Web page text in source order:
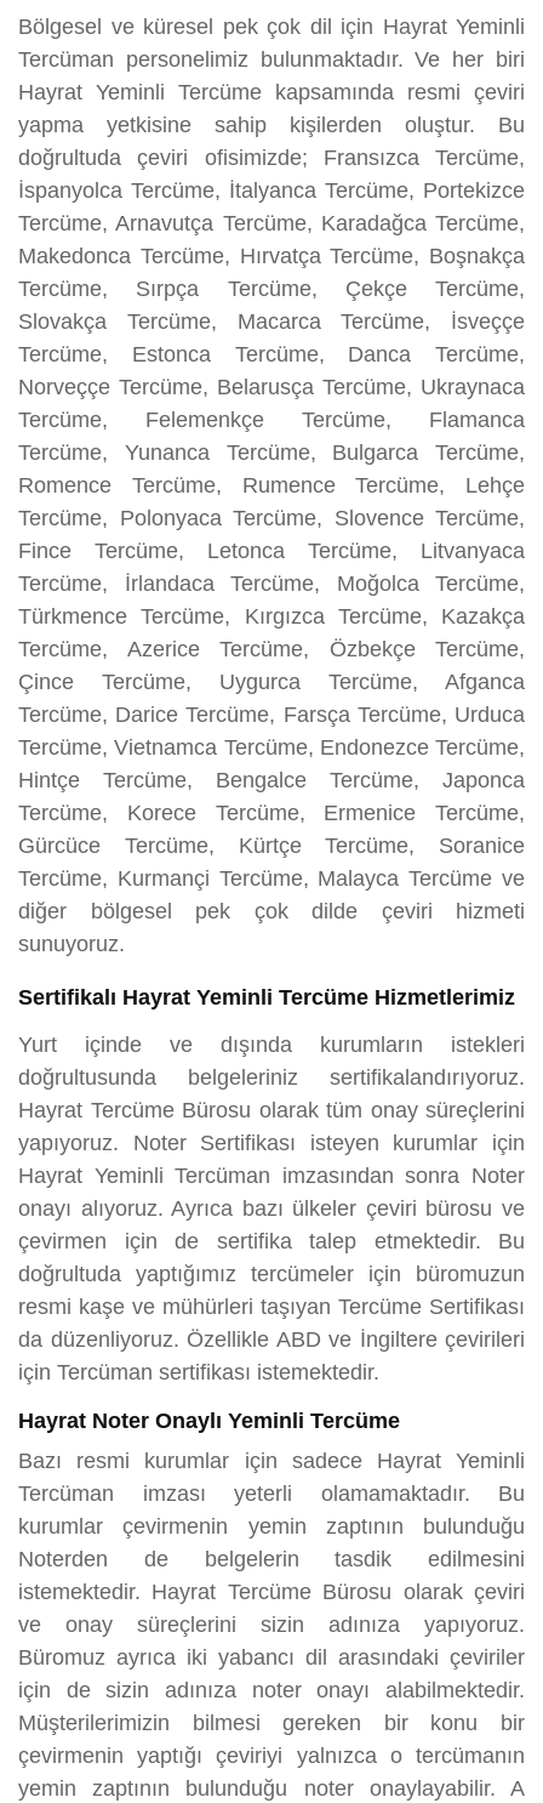
Bölgesel ve küresel pek çok dil için Hayrat Yeminli
Tercüman personelimiz bulunmaktadır. Ve her biri
Hayrat Yeminli Tercüme kapsamında resmi çeviri
yapma yetkisine sahip kişilerden oluştur. Bu
doğrultuda çeviri ofisimizde; Fransızca Tercüme,
İspanyolca Tercüme, İtalyanca Tercüme, Portekizce
Tercüme, Arnavutça Tercüme, Karadağca Tercüme,
Makedonca Tercüme, Hırvatça Tercüme, Boşnakça
Tercüme, Sırpça Tercüme, Çekçe Tercüme,
Slovakça Tercüme, Macarca Tercüme, İsveççe
Tercüme, Estonca Tercüme, Danca Tercüme,
Norveççe Tercüme, Belarusça Tercüme, Ukraynaca
Tercüme, Felemenkçe Tercüme, Flamanca
Tercüme, Yunanca Tercüme, Bulgarca Tercüme,
Romence Tercüme, Rumence Tercüme, Lehçe
Tercüme, Polonyaca Tercüme, Slovence Tercüme,
Fince Tercüme, Letonca Tercüme, Litvanyaca
Tercüme, İrlandaca Tercüme, Moğolca Tercüme,
Türkmence Tercüme, Kırgızca Tercüme, Kazakça
Tercüme, Azerice Tercüme, Özbekçe Tercüme,
Çince Tercüme, Uygurca Tercüme, Afganca
Tercüme, Darice Tercüme, Farsça Tercüme, Urduca
Tercüme, Vietnamca Tercüme, Endonezce Tercüme,
Hintçe Tercüme, Bengalce Tercüme, Japonca
Tercüme, Korece Tercüme, Ermenice Tercüme,
Gürcüce Tercüme, Kürtçe Tercüme, Soranice
Tercüme, Kurmançi Tercüme, Malayca Tercüme ve
diğer bölgesel pek çok dilde çeviri hizmeti
sunuyoruz.
Sertifikalı Hayrat Yeminli Tercüme Hizmetlerimiz
Yurt içinde ve dışında kurumların istekleri
doğrultusunda belgeleriniz sertifikalandırıyoruz.
Hayrat Tercüme Bürosu olarak tüm onay süreçlerini
yapıyoruz. Noter Sertifikası isteyen kurumlar için
Hayrat Yeminli Tercüman imzasından sonra Noter
onayı alıyoruz. Ayrıca bazı ülkeler çeviri bürosu ve
çevirmen için de sertifika talep etmektedir. Bu
doğrultuda yaptığımız tercümeler için büromuzun
resmi kaşe ve mühürleri taşıyan Tercüme Sertifikası
da düzenliyoruz. Özellikle ABD ve İngiltere çevirileri
için Tercüman sertifikası istemektedir.
Hayrat Noter Onaylı Yeminli Tercüme
Bazı resmi kurumlar için sadece Hayrat Yeminli
Tercüman imzası yeterli olamamaktadır. Bu
kurumlar çevirmenin yemin zaptının bulunduğu
Noterden de belgelerin tasdik edilmesini
istemektedir. Hayrat Tercüme Bürosu olarak çeviri
ve onay süreçlerini sizin adınıza yapıyoruz.
Büromuz ayrıca iki yabancı dil arasındaki çeviriler
için de sizin adınıza noter onayı alabilmektedir.
Müşterilerimizin bilmesi gereken bir konu bir
çevirmenin yaptığı çeviriyi yalnızca o tercümanın
yemin zaptının bulunduğu noter onaylayabilir. A